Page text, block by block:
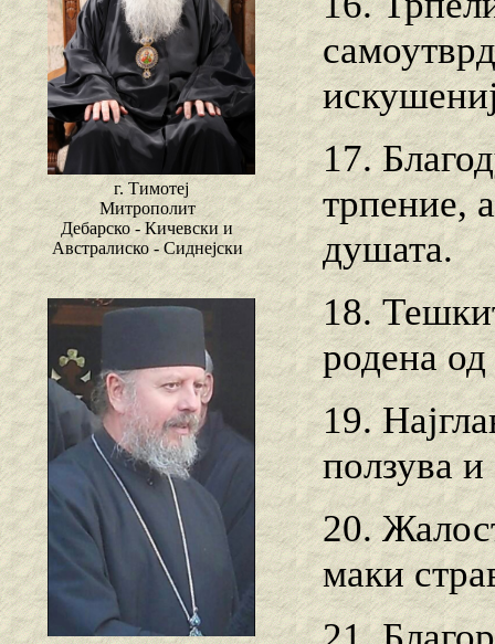
г. Тимотеј
Митрополит
Дебарско - Кичевски и
Австралиско - Сиднејски
17.
трпение,
душата.
18.
родена
19.
ползува
20.
маки